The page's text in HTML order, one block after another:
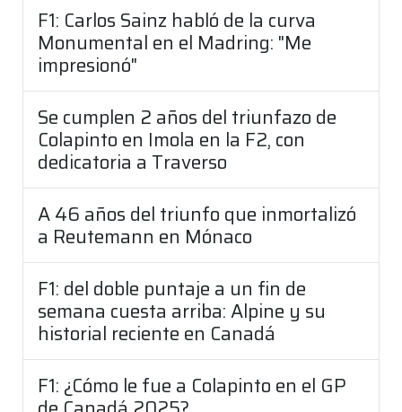
F1: Carlos Sainz habló de la curva
Monumental en el Madring: "Me
impresionó"
Se cumplen 2 años del triunfazo de
Colapinto en Imola en la F2, con
dedicatoria a Traverso
A 46 años del triunfo que inmortalizó
a Reutemann en Mónaco
F1: del doble puntaje a un fin de
semana cuesta arriba: Alpine y su
historial reciente en Canadá
F1: ¿Cómo le fue a Colapinto en el GP